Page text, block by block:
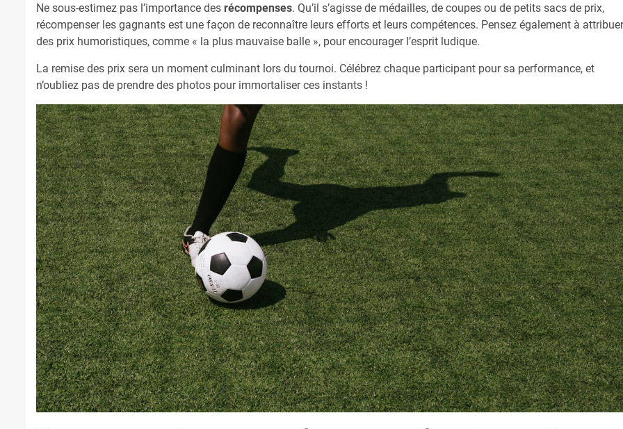
Ne sous-estimez pas l’importance des récompenses. Qu’il s’agisse de médailles, de coupes ou de petits sacs de prix,
récompenser les gagnants est une façon de reconnaître leurs efforts et leurs compétences. Pensez également à attribuer
des prix humoristiques, comme « la plus mauvaise balle », pour encourager l’esprit ludique.
La remise des prix sera un moment culminant lors du tournoi. Célébrez chaque participant pour sa performance, et
n’oubliez pas de prendre des photos pour immortaliser ces instants !